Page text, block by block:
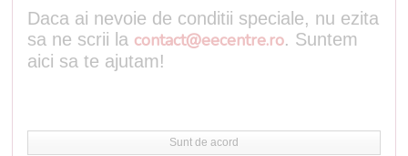
Daca ai nevoie de conditii speciale, nu ezita
sa ne scrii la contact@eecentre.ro. Suntem
aici sa te ajutam!
Sunt de acord